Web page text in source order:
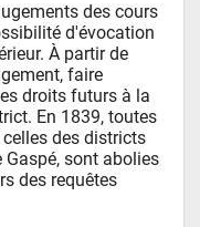
des cours
d'évocation
À partir de
faire
droits futurs à la
En 1839, toutes
des districts
sont abolies
des requêtes